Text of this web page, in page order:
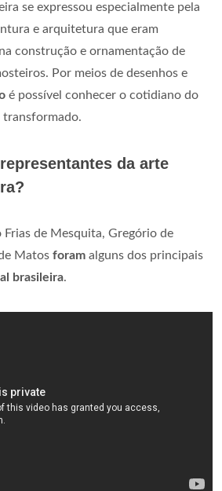
se expressou especialmente pela
e arquitetura que eram
construção e ornamentação de
Por meios de desenhos e
é possível conhecer o cotidiano do
transformado.
da arte
Frias de Mesquita, Gregório de
Matos foram alguns dos principais
brasileira.